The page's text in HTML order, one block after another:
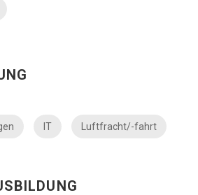
IT Luftfracht/-fahrt